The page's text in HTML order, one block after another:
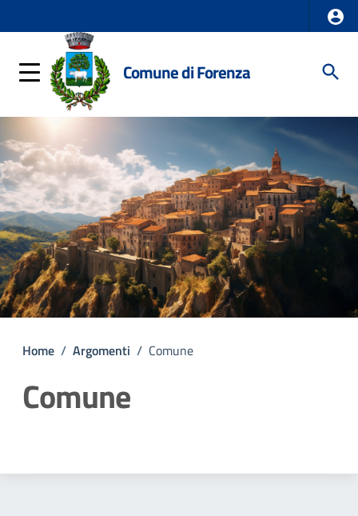
Comune di Forenza
Home / Argomenti / Comune
Comune